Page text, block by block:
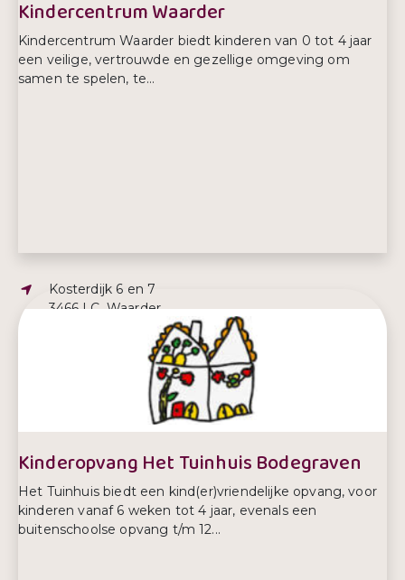
Kindercentrum Waarder
Kindercentrum Waarder biedt kinderen van 0 tot 4 jaar
een veilige, vertrouwde en gezellige omgeving om
samen te spelen, te...
Adres:
Kosterdijk 6 en 7
3466 LC, Waarder
kantoor@kindercentrumwaarder.nl
Telefoonnummer:
Kinderopvang Het Tuinhuis Bodegraven
Het Tuinhuis biedt een kind(er)vriendelijke opvang, voor
kinderen vanaf 6 weken tot 4 jaar, evenals een
buitenschoolse opvang t/m 12...